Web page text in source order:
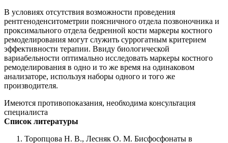
В условиях отсутствия возможности проведения
рентгеноденситометрии поясничного отдела позвоночника и
проксимального отдела бедренной кости маркеры костного
ремоделирования могут служить суррогатным критерием
эффективности терапии. Ввиду биологической
вариабельности оптимально исследовать маркеры костного
ремоделирования в одно и то же время на одинаковом
анализаторе, используя наборы одного и того же
производителя.
Имеются противопоказания, необходима консультация
специалиста
Список литературы
Торопцова Н. В., Лесняк О. М. Бисфосфонаты в